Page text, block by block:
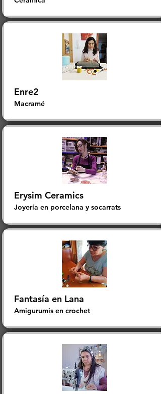
Enre2
​Macramé
Erysim Ceramics
Joyería en porcelana y socarrats
Fantasía en Lana
Amigurumis en crochet